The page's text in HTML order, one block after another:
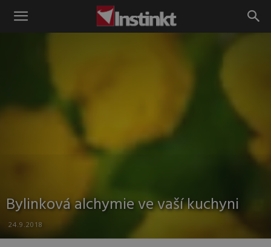
Instinkt
Bylinková alchymie ve vaší kuchyni
24.9.2018